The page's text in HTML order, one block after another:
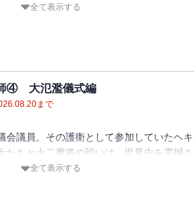
け、吉凶禍福の日々なりき（聞いてませ
定アイテムの恨みは怖い） 呉牛喘月、急
まる、俺の物語） 昔取った文質彬彬（生
要） 海千山千、他山の石（強さの表と
沈舟（市場崩壊待ったなし!!） 風が吹け
味方かな？） 女心と隠忍自重（第三勢
森を削足適履（街角妖魔観察日記） 木の
聖地巡礼・接触編） 三人寄れば、開心見
魔だらけだけど） 火のないところに曲突
うか妖魔退治）第二章 因果応報、石をも
さん） 本末転倒、我が振り直せ（妖魔派
油を注ぐ（出たな第六課） 一念発起、
国ごと巻き込むのもありだよね） 枕戈待
人目の覚醒と） 質実剛健、見て地獄（異
魔は本格的に活動を開始した。そして妖魔
を走り続ける乙葉浩介たちは、三巻ではさ
に巻き込まれます。チートスキルを駆使し
ものの、妖魔たちは過去の知識と経験か
詰めていきます。それでも頼もしい仲間た
の手によって、危機を乗り越えていく主人
高校生活は大きな変化に直面したものの、
んびりと過ごしたい乙葉浩介。果たして、
全て表示する
④ 大氾濫儀式編
まで
会議員。その護衛として参加していたヘキ
たちと十二魔将の戦いは、世界中を震撼さ
全て表示する